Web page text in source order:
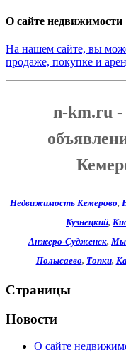
О сайте недвижимости
На нашем сайте, вы
продаже, покупке и
n-km.ru -
Недвижимость Кемерово,
Кузнецкий,
Анжеро-Судженск,
Полысаево, Топки,
Страницы
Новости
О сайте